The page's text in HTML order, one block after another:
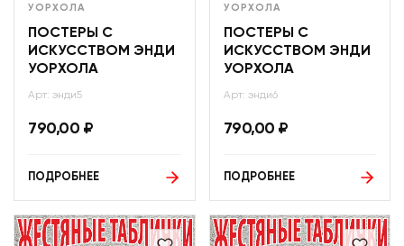
УОРХОЛА
ПОСТЕРЫ С
ИСКУССТВОМ ЭНДИ
УОРХОЛА
Арт: энди5
790,00 ₽
ПОДРОБНЕЕ
УОРХОЛА
ПОСТЕРЫ С
ИСКУССТВОМ ЭНДИ
УОРХОЛА
Арт: энди6
790,00 ₽
ПОДРОБНЕЕ